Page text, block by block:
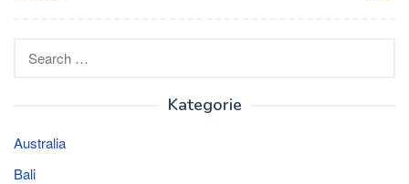
for:
Kategorie
Australia
Bali